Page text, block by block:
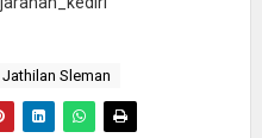
Sleman